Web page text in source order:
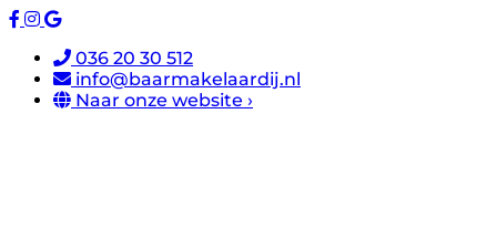
036 20 30 512
info@baarmakelaardij.nl
Naar onze website ›